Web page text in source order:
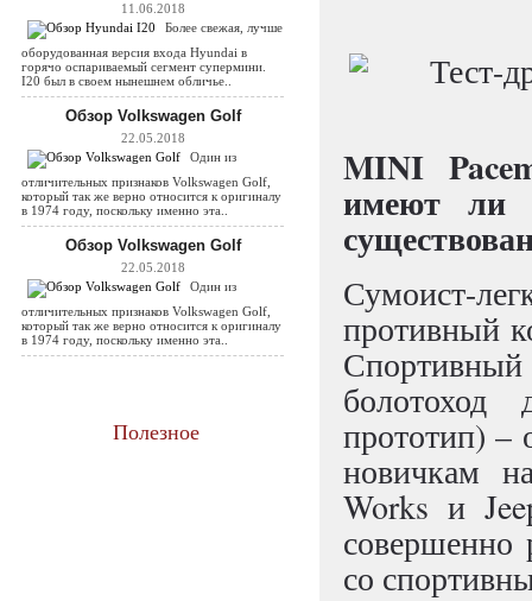
11.06.2018
Более свежая, лучше
оборудованная версия входа Hyundai в
горячо оспариваемый сегмент супермини.
I20 был в своем нынешнем обличье..
Обзор Volkswagen Golf
22.05.2018
Один из
отличительных признаков Volkswagen Golf,
который так же верно относится к оригиналу
в 1974 году, поскольку именно эта..
Обзор Volkswagen Golf
22.05.2018
Один из
отличительных признаков Volkswagen Golf,
который так же верно относится к оригиналу
в 1974 году, поскольку именно эта..
Полезное
MINI
имеют ли
Сумоист-
противный
болотоход
прототип)
новичкам
Works и
совершенно
со